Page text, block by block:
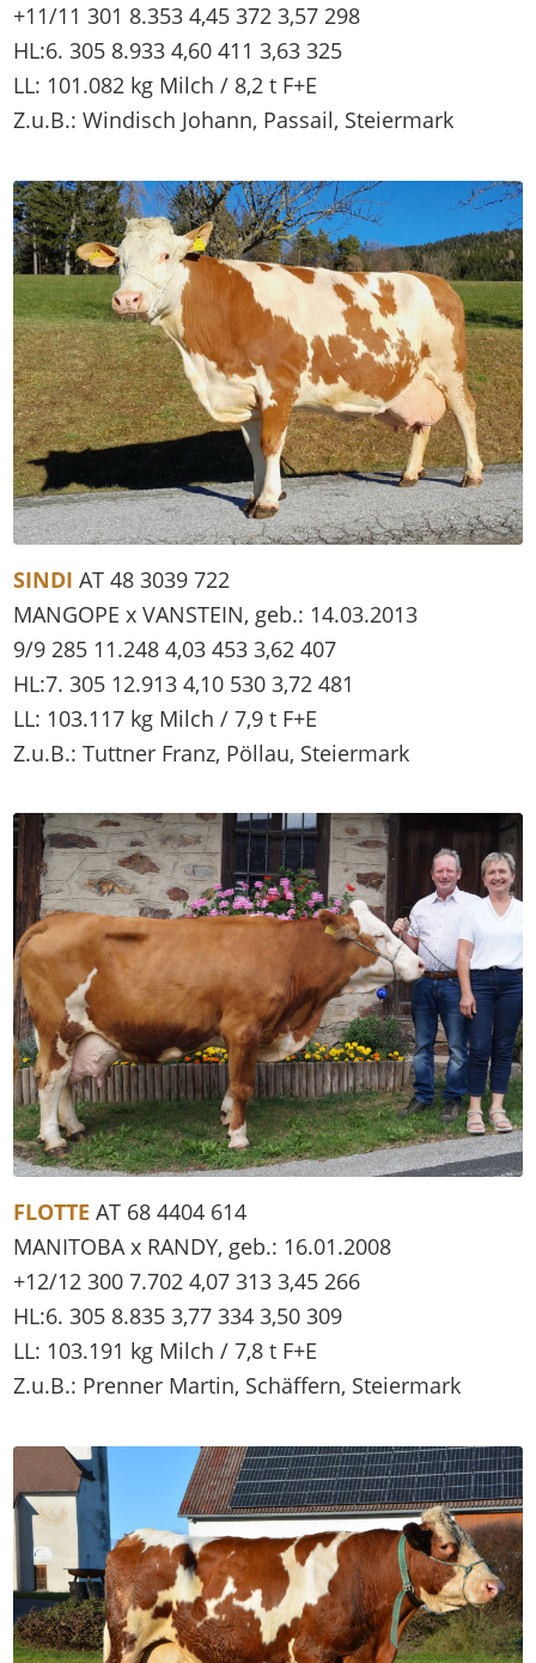
+11/11 301 8.353 4,45 372 3,57 298
HL:6. 305 8.933 4,60 411 3,63 325
LL: 101.082 kg Milch / 8,2 t F+E
Z.u.B.: Windisch Johann, Passail, Steiermark
SINDI AT 48 3039 722
MANGOPE x VANSTEIN, geb.: 14.03.2013
9/9 285 11.248 4,03 453 3,62 407
HL:7. 305 12.913 4,10 530 3,72 481
LL: 103.117 kg Milch / 7,9 t F+E
Z.u.B.: Tuttner Franz, Pöllau, Steiermark
FLOTTE AT 68 4404 614
MANITOBA x RANDY, geb.: 16.01.2008
+12/12 300 7.702 4,07 313 3,45 266
HL:6. 305 8.835 3,77 334 3,50 309
LL: 103.191 kg Milch / 7,8 t F+E
Z.u.B.: Prenner Martin, Schäffern, Steiermark